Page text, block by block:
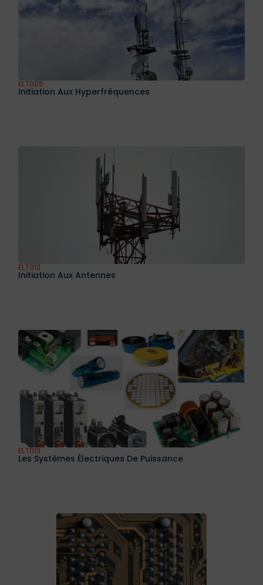
ELT009
Initiation Aux Hyperfréquences
ELT012
Initiation Aux Antennes
ELT013
Les Systèmes Électriques De Puissance